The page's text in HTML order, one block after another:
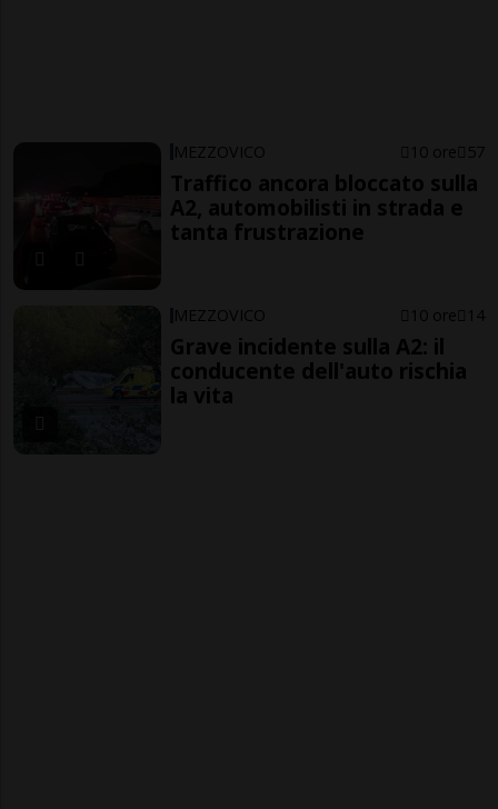
MEZZOVICO 10 ore 57
Traffico ancora bloccato sulla
A2, automobilisti in strada e
tanta frustrazione
MEZZOVICO 10 ore 14
Grave incidente sulla A2: il
conducente dell'auto rischia
la vita